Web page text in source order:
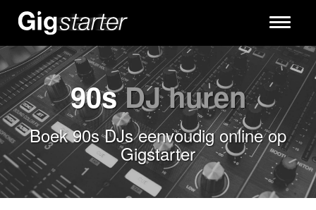
Toggle
90sDJ huren
Boek 90s DJs eenvoudig online op
Gigstarter